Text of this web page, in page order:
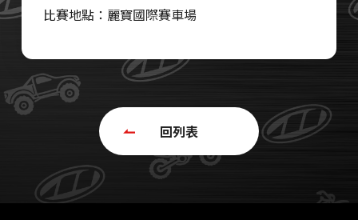
比賽地點：麗寶國際賽車場
回列表